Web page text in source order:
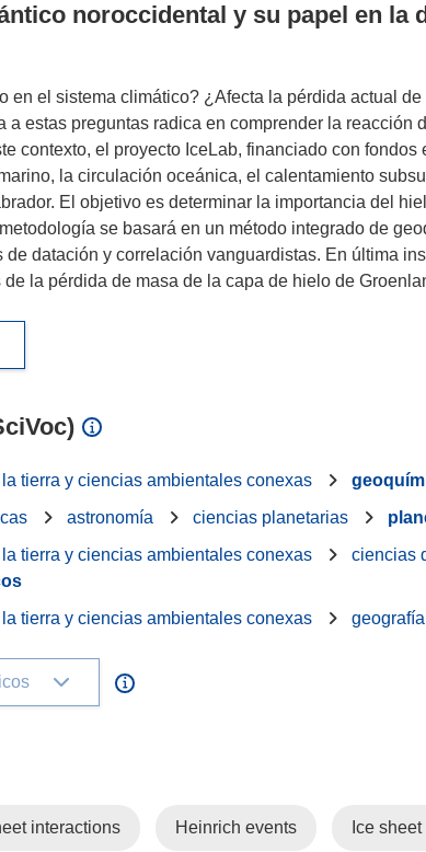
noroccidental y su papel en la
en el sistema climático? ¿Afecta la pérdida actual
a estas preguntas radica en comprender la reacción
contexto, el proyecto IceLab, financiado con fondos
la circulación oceánica, el calentamiento
El objetivo es determinar la importancia del
se basará en un método integrado de
datación y correlación vanguardistas. En última
la pérdida de masa de la capa de hielo de
tierra y ciencias ambientales conexas
astronomía ciencias planetarias
tierra y ciencias ambientales conexas
ciencias
tierra y ciencias ambientales conexas
interactions Heinrich events Ice